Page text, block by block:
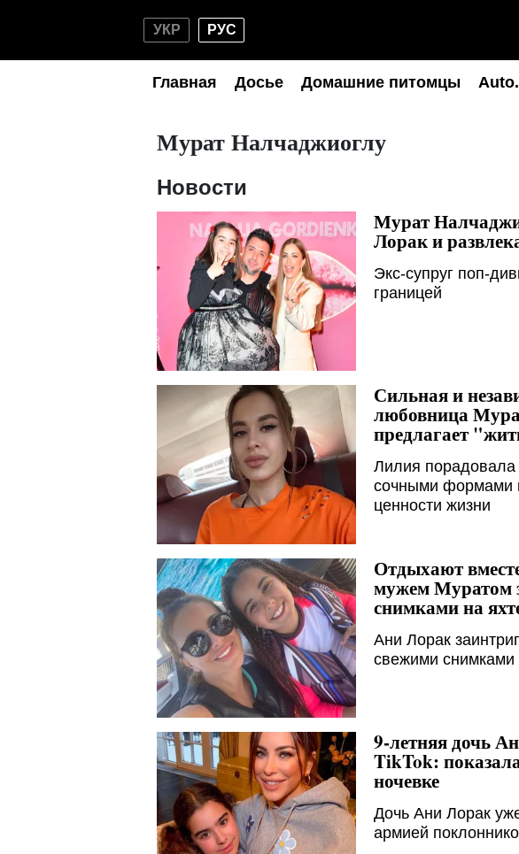
УКР РУС
Главная Досье Домашние питомцы
Мурат Налчаджиоглу
Новости
Мурат
Лорак и
Экс-супруг поп-
границей
Сильная и
любовница
предлагает
Лилия порадовала
сочными формами
ценности жизни
Отдыхают
мужем Муратом
снимками на
Ани Лорак
свежими снимками
9-летняя дочь
TikTok:
ночевке
Дочь Ани Лорак
армией